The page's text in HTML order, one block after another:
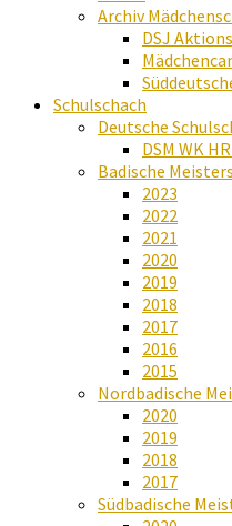
Archiv
DSJ
Schulschach
Deutsche
DSM WK
Badische
2023
2022
2021
2020
2019
2018
2017
2016
2015
Nordbadische
2020
2019
2018
2017
Südbadische